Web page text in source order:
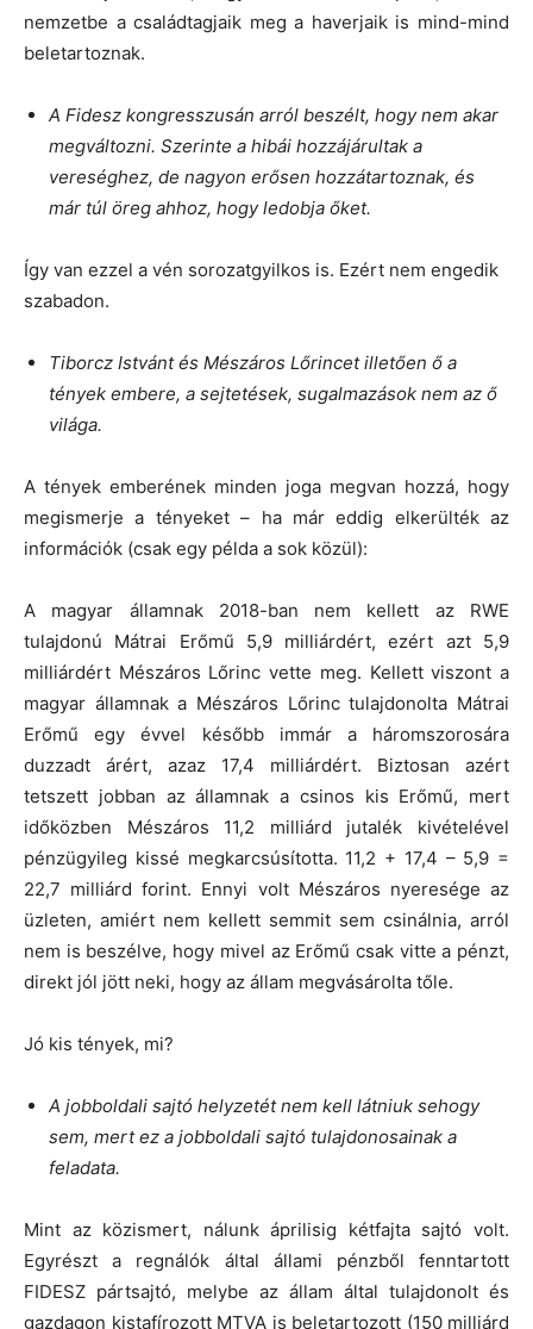
nemzetbe a családtagjaik meg a haverjaik is mind-mind
beletartoznak.
A Fidesz kongresszusán arról beszélt, hogy nem akar
megváltozni. Szerinte a hibái hozzájárultak a
vereséghez, de nagyon erősen hozzátartoznak, és
már túl öreg ahhoz, hogy ledobja őket.
Így van ezzel a vén sorozatgyilkos is. Ezért nem engedik
szabadon.
Tiborcz Istvánt és Mészáros Lőrincet illetően ő a
tények embere, a sejtetések, sugalmazások nem az ő
világa.
A tények emberének minden joga megvan hozzá, hogy
megismerje a tényeket – ha már eddig elkerülték az
információk (csak egy példa a sok közül):
A magyar államnak 2018-ban nem kellett az RWE
tulajdonú Mátrai Erőmű 5,9 milliárdért, ezért azt 5,9
milliárdért Mészáros Lőrinc vette meg. Kellett viszont a
magyar államnak a Mészáros Lőrinc tulajdonolta Mátrai
Erőmű egy évvel később immár a háromszorosára
duzzadt árért, azaz 17,4 milliárdért. Biztosan azért
tetszett jobban az államnak a csinos kis Erőmű, mert
időközben Mészáros 11,2 milliárd jutalék kivételével
pénzügyileg kissé megkarcsúsította. 11,2 + 17,4 – 5,9 =
22,7 milliárd forint. Ennyi volt Mészáros nyeresége az
üzleten, amiért nem kellett semmit sem csinálnia, arról
nem is beszélve, hogy mivel az Erőmű csak vitte a pénzt,
direkt jól jött neki, hogy az állam megvásárolta tőle.
Jó kis tények, mi?
A jobboldali sajtó helyzetét nem kell látniuk sehogy
sem, mert ez a jobboldali sajtó tulajdonosainak a
feladata.
Mint az közismert, nálunk áprilisig kétfajta sajtó volt.
Egyrészt a regnálók által állami pénzből fenntartott
FIDESZ pártsajtó, melybe az állam által tulajdonolt és
gazdagon kistafírozott MTVA is beletartozott (150 milliárd